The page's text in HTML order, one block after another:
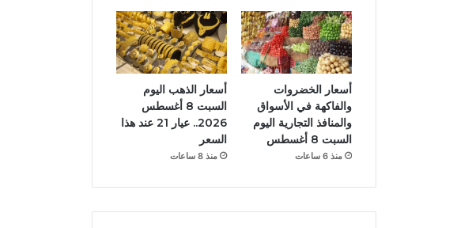
أسعار الخضروات
والفاكهة في الأسواق
والمنافذ التجارية اليوم
السبت 8 أغسطس
منذ 6 ساعات
أسعار الذهب اليوم
السبت 8 أغسطس
2026.. عيار 21 عند هذا
السعر
منذ 8 ساعات